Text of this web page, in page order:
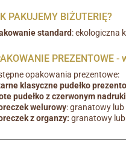
PAKUJEMY BIŻUTERIĘ?
standard: ekologiczna
PREZENTOWE
opakowania prezentowe:
klasyczne pudełko
pudełko z czerwonym
welurowy: granatowy
z organzy: granatowy